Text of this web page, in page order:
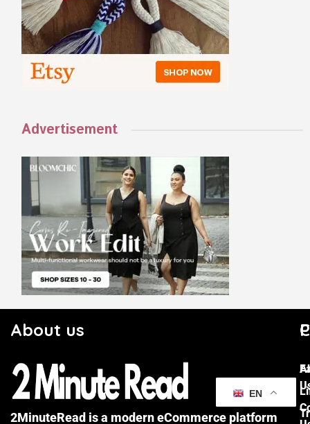
Advertisement
About us
2MinuteRead is a modern eCommerce platform
EN